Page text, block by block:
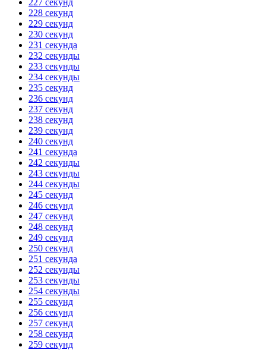
227 секунд
228 секунд
229 секунд
230 секунд
231 секунда
232 секунды
233 секунды
234 секунды
235 секунд
236 секунд
237 секунд
238 секунд
239 секунд
240 секунд
241 секунда
242 секунды
243 секунды
244 секунды
245 секунд
246 секунд
247 секунд
248 секунд
249 секунд
250 секунд
251 секунда
252 секунды
253 секунды
254 секунды
255 секунд
256 секунд
257 секунд
258 секунд
259 секунд